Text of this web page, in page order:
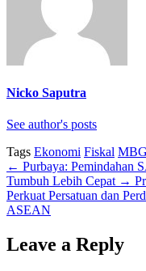
Nicko Saputra
See author's posts
Tags Ekonomi Fiskal MBG
← Purbaya: Pemindahan
Tumbuh Lebih Cepat →
Perkuat Persatuan dan
ASEAN
Leave a Reply